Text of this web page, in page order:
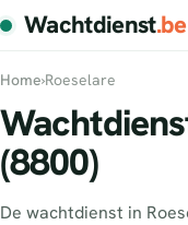
Wachtdienst.be
Home›Roeselare
(8800)
De wachtdienst in